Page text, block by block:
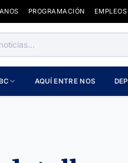
PROGRAMACIÓN EMPLEOS
AQUÍ ENTRE NOS